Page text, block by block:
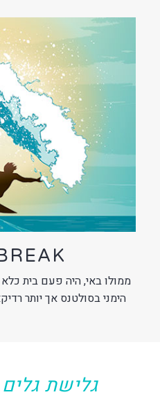
ממולו באי, היה פעם בית
הימני בסולטנס אך יותר
גלישת